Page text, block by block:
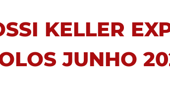
KELLER
JUNHO